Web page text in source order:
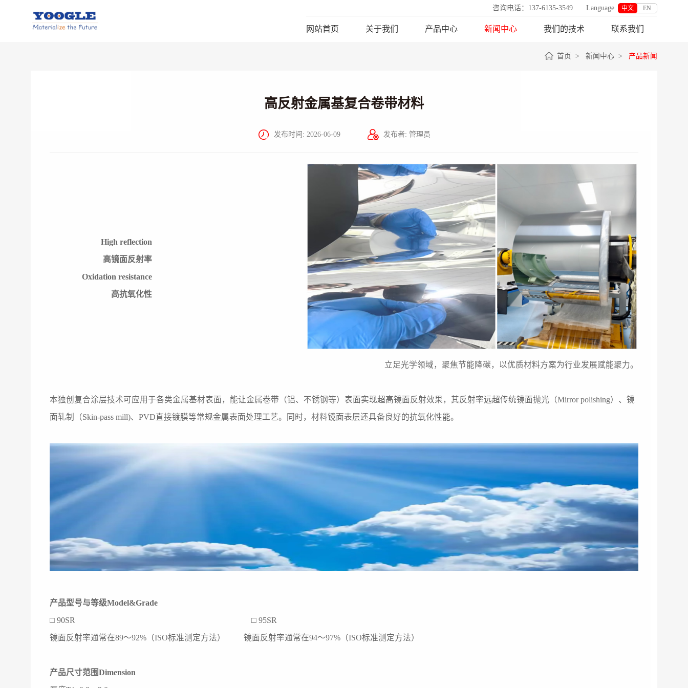
咨询电话：137-6135-3549 Language 中文 EN
网站首页 关于我们 产品中心 新闻中心 我们的技术 联系我们
首页 > 新闻中心 > 产品新闻
高反射金属基复合卷带材料
发布时间: 2026-06-09 发布者: 管理员
High reflection
高镜面反射率
Oxidation resistance
高抗氧化性
立足光学领域，聚焦节能降碳，以优质材料方案为行业发展赋能聚力。
本独创复合涂层技术可应用于各类金属基材表面，能让金属卷带（铝、不锈钢等）表面实现超高镜面反射效果，其反射率远超传统镜面抛光（Mirror polishing）、镜
面轧制（Skin-pass mill)、PVD直接镀膜等常规金属表面处理工艺。同时，材料镜面表层还具备良好的抗氧化性能。
产品型号与等级Model&Grade
□ 90SR □ 95SR
镜面反射率通常在89～92%（ISO标准测定方法） 镜面反射率通常在94～97%（ISO标准测定方法）
产品尺寸范围Dimension